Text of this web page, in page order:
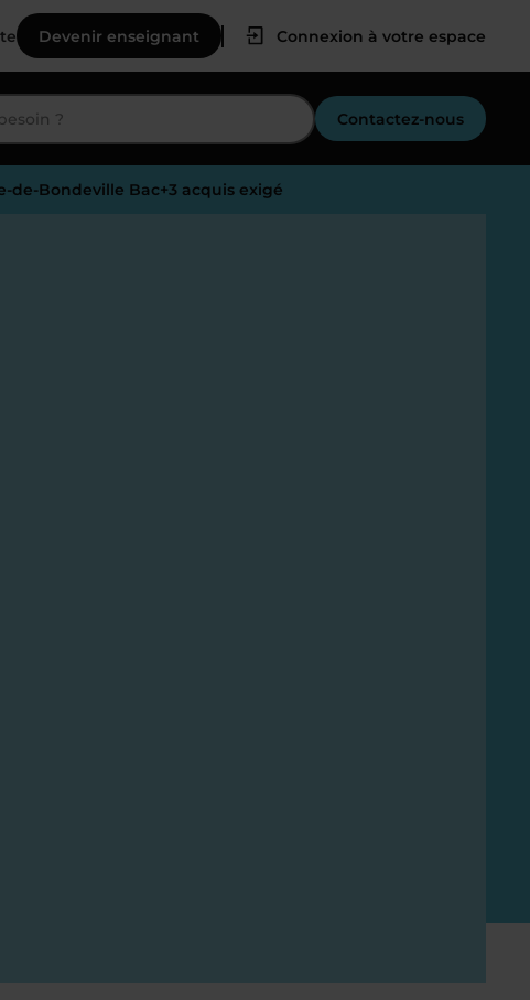
Devenir enseignant Connexion à votre espace
Contactez-nous
de-Bondeville Bac+3 acquis exigé